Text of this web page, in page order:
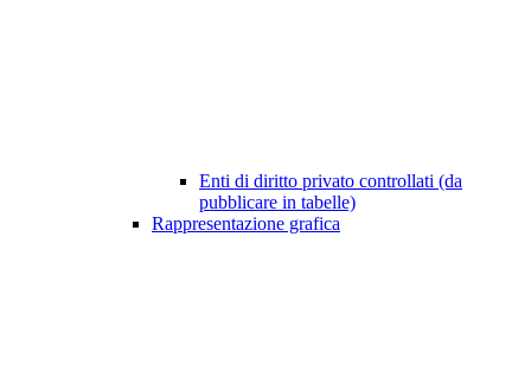
Enti di diritto privato controllati (da
pubblicare in tabelle)
Rappresentazione grafica